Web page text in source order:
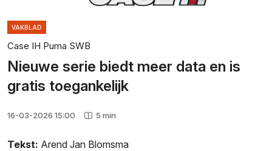
VAKBLAD
Case IH Puma SWB
Nieuwe serie biedt meer data en is
gratis toegankelijk
16-03-2026 15:00 5 min
Tekst: Arend Jan Blomsma